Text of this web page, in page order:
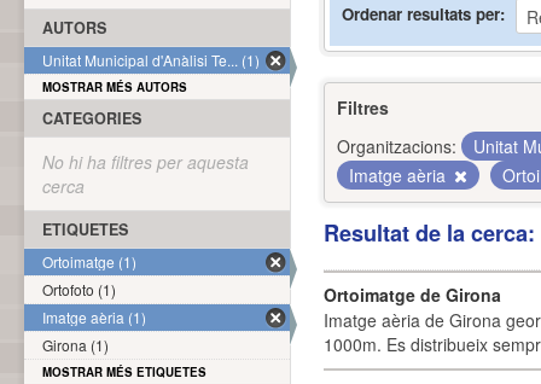
Ordenar resultats per
Filtres
Organitzacions:
Unitat
Imatge aèria
Resultat de la
Ortoimatge de Girona
Imatge aèria de Girona
1000m. Es distribueix
AUTORS
Unitat Municipal d'Anàlisi Te... (1)
MOSTRAR MÉS AUTORS
CATEGORIES
No hi ha filtres per aquesta
cerca
ETIQUETES
Ortoimatge (1)
Ortofoto (1)
Imatge aèria (1)
Girona (1)
MOSTRAR MÉS ETIQUETES